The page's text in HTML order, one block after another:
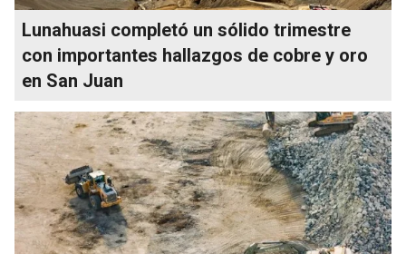
Lunahuasi completó un sólido trimestre
con importantes hallazgos de cobre y oro
en San Juan